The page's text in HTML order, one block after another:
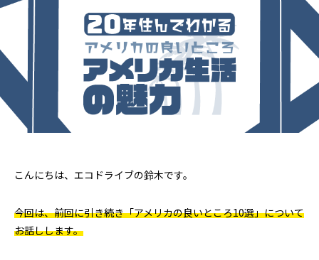
テスラ「Supercharger for Business」
アメリカ 車 リー
こんにちは、エコドライブの鈴木です。
今回は、前回に引き続き「アメリカの良いところ10選」について
お話しします。